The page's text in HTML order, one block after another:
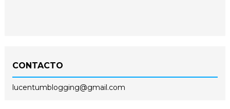
CONTACTO
lucentumblogging@gmail.com